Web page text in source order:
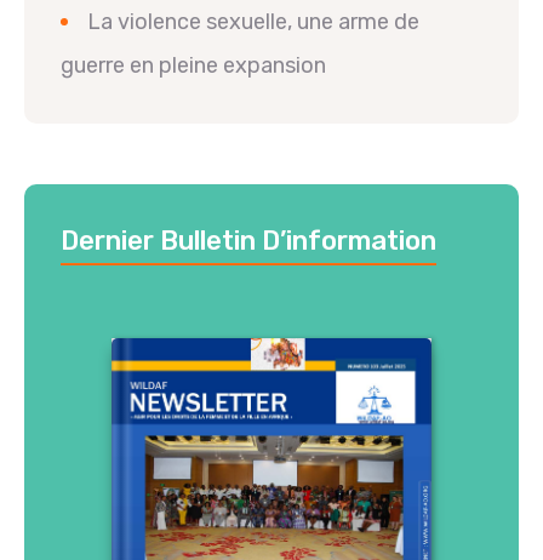
La violence sexuelle, une arme de
guerre en pleine expansion
Dernier Bulletin D’information